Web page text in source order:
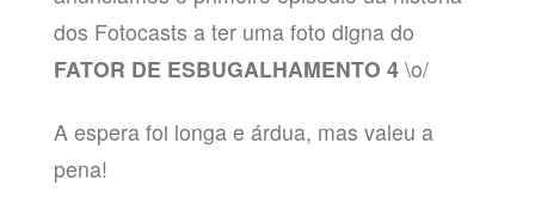
dos Fotocasts a ter uma foto digna do
FATOR DE ESBUGALHAMENTO 4\o/
A espera foi longa e árdua, mas valeu a
pena!